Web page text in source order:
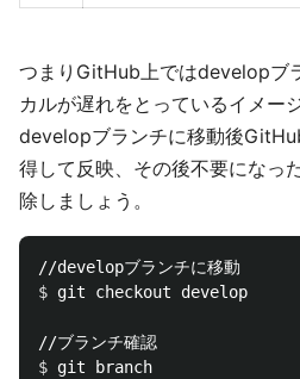
つまりGitHub上ではdevelopブ
カルが遅れをとっているイメー
developブランチに移動後
得して反映、その後不要になっ
除しましょう。
$ git checkout develop
$